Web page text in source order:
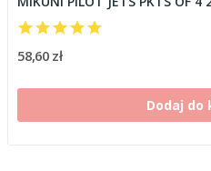
58,60 zł
Dodaj do